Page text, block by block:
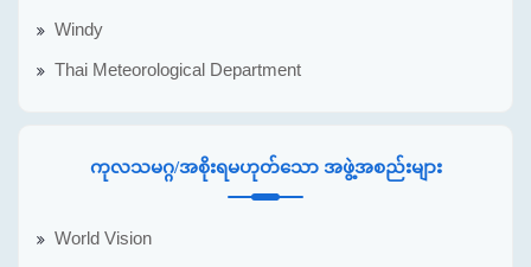
Windy
Thai Meteorological Department
ကုလသမဂ္ဂ/အစိုးရမဟုတ်သော အဖွဲ့အစည်းများ
World Vision